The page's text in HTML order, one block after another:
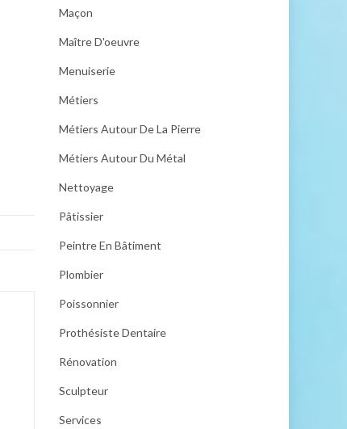
Maçon
Maître D'oeuvre
Menuiserie
Métiers
Métiers Autour De La Pierre
Métiers Autour Du Métal
Nettoyage
Pâtissier
Peintre En Bâtiment
Plombier
Poissonnier
Prothésiste Dentaire
Rénovation
Sculpteur
Services